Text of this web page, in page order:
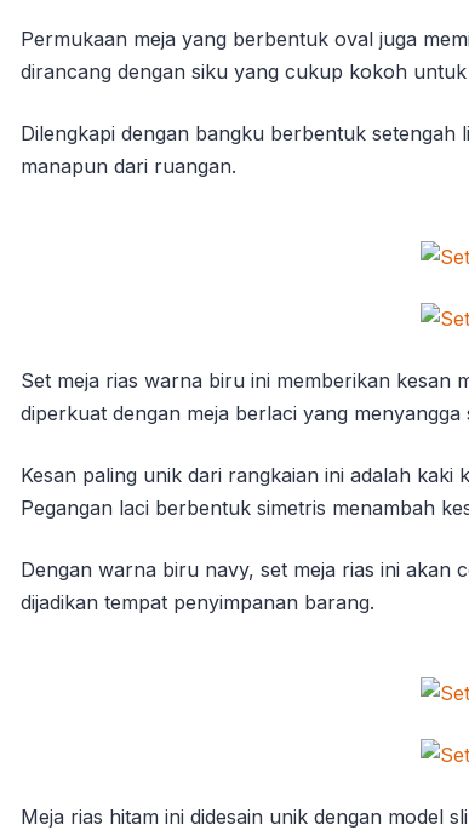
Permukaan meja yang berbentuk oval juga
dirancang dengan siku yang cukup kokoh
Dilengkapi dengan bangku berbentuk setengah
manapun dari ruangan.
Set meja rias warna biru ini memberikan kesan
diperkuat dengan meja berlaci yang menyangga
Kesan paling unik dari rangkaian ini adalah
Pegangan laci berbentuk simetris menambah
Dengan warna biru navy, set meja rias ini akan
dijadikan tempat penyimpanan barang.
Meja rias hitam ini didesain unik dengan model